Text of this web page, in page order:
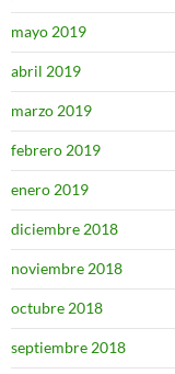
mayo 2019
abril 2019
marzo 2019
febrero 2019
enero 2019
diciembre 2018
noviembre 2018
octubre 2018
septiembre 2018